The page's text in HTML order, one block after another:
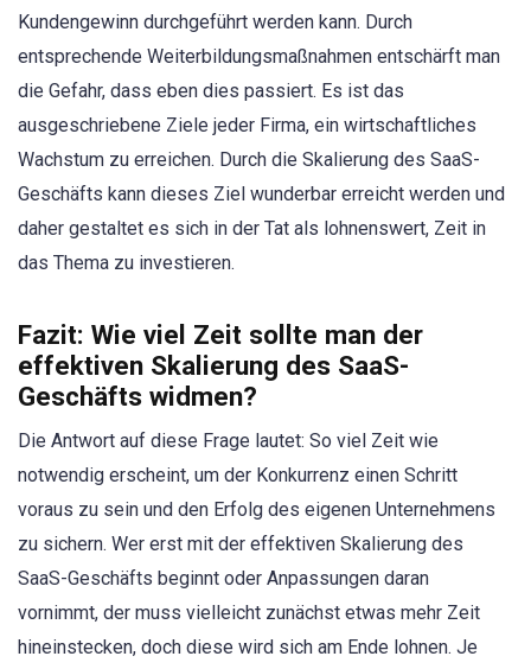
Kundengewinn durchgeführt werden kann. Durch
entsprechende Weiterbildungsmaßnahmen entschärft man
die Gefahr, dass eben dies passiert. Es ist das
ausgeschriebene Ziele jeder Firma, ein wirtschaftliches
Wachstum zu erreichen. Durch die Skalierung des SaaS-
Geschäfts kann dieses Ziel wunderbar erreicht werden und
daher gestaltet es sich in der Tat als lohnenswert, Zeit in
das Thema zu investieren.
Fazit: Wie viel Zeit sollte man der
effektiven Skalierung des SaaS-
Geschäfts widmen?
Die Antwort auf diese Frage lautet: So viel Zeit wie
notwendig erscheint, um der Konkurrenz einen Schritt
voraus zu sein und den Erfolg des eigenen Unternehmens
zu sichern. Wer erst mit der effektiven Skalierung des
SaaS-Geschäfts beginnt oder Anpassungen daran
vornimmt, der muss vielleicht zunächst etwas mehr Zeit
hineinstecken, doch diese wird sich am Ende lohnen. Je